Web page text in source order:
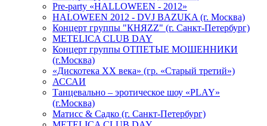
Pre-party «HALLOWEEN - 2012»
HALOWEEN 2012 - DVJ BAZUKA (г. Москва)
Концерт группы "КНЯZZ" (г. Санкт-Петербург)
METELICA CLUB DAY
Концерт группы ОТПЕТЫЕ МОШЕННИКИ
(г.Москва)
«Дискотека ХХ века» (гр. «Старый третий»)
АССАИ
Танцевально – эротическое шоу «PLAY»
(г.Москва)
Матисс & Садко (г. Санкт-Петербург)